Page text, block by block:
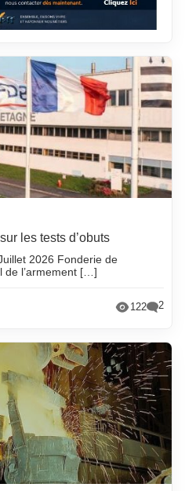
les tests d’obuts
2026 Fonderie de
de l’armement […]
122 2